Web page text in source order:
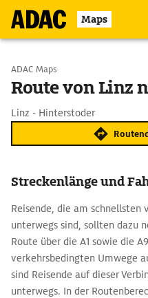
Maps
Start wählen
ADAC Maps
Route von Linz
Linz - Hinterstoder
Streckenlänge und
Reisende, die am schnellsten
unterwegs sind, sollten dazu
Route über die A1 sowie die
verkehrsbedingten Umwege
sind Reisende auf dieser
unterwegs. In der